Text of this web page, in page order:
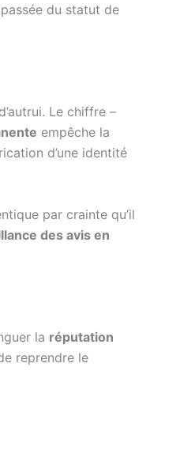
du statut de
Le chiffre –
empêche la
d’une identité
par crainte qu’il
des avis en
la réputation
reprendre le